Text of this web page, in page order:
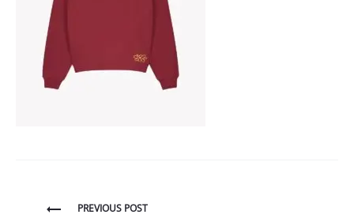
BerichtPREVIOUS POST